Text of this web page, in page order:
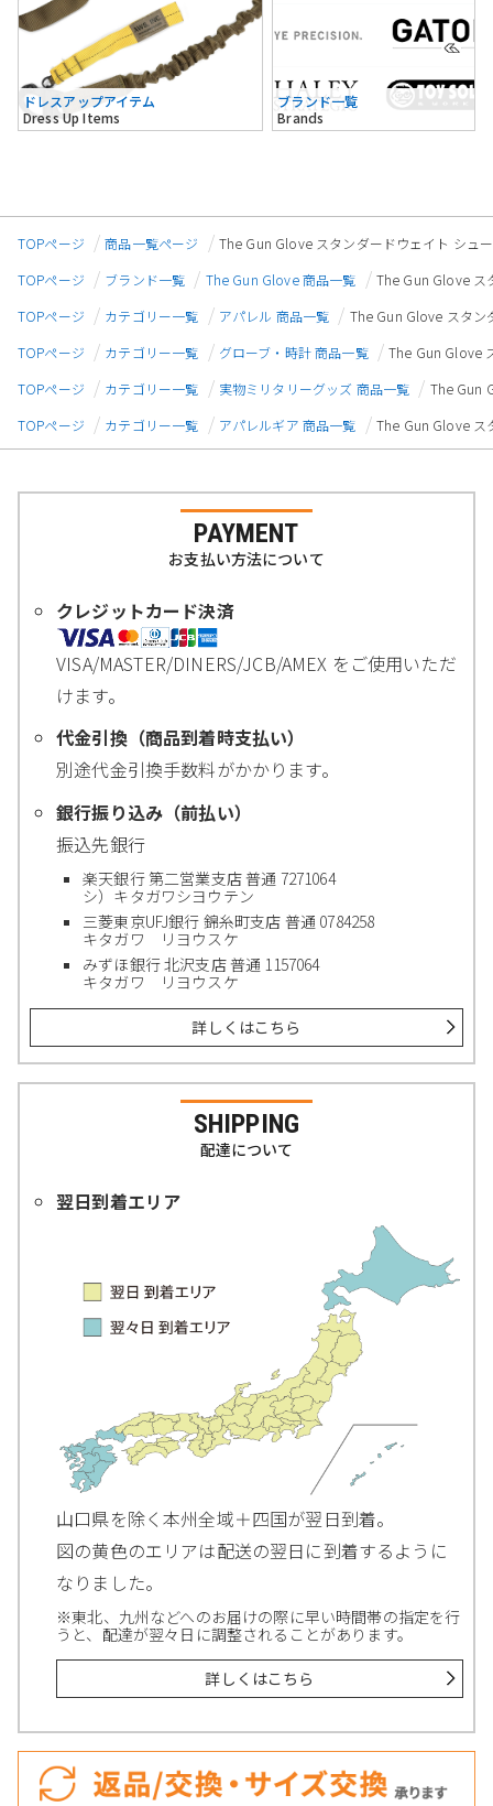
ドレスアップアイテム
Dress Up Items
ブランド一覧
Brands
TOPページ 商品一覧ページ
The Gun Glove スタンダードウェイト シュ
TOPページ
ブランド一覧 The Gun Glove 商品一覧
The Gun Glove ス
TOPページ
カテゴリー一覧 アパレル 商品一覧
The Gun Glove スタン
TOPページ
カテゴリー一覧 グローブ・時計 商品一覧
The Gun Glove
TOPページ
カテゴリー一覧 実物ミリタリーグッズ 商品一覧
The Gun
TOPページ
カテゴリー一覧 アパレルギア 商品一覧 The Gun Glove ス
PAYMENT
お支払い方法について
クレジットカード決済
VISA/MASTER/DINERS/JCB/AMEX をご使用いただ
けます。
代金引換（商品到着時支払い）
別途代金引換手数料がかかります。
銀行振り込み（前払い）
振込先銀行
楽天銀行 第二営業支店 普通 7271064
シ）キタガワシヨウテン
三菱東京UFJ銀行 錦糸町支店 普通 0784258
キタガワ リヨウスケ
みずほ銀行 北沢支店 普通 1157064
キタガワ リヨウスケ
詳しくはこちら
SHIPPING
配達について
翌日到着エリア
山口県を除く本州全域＋四国が翌日到着。
図の黄色のエリアは配送の翌日に到着するように
なりました。
※東北、九州などへのお届けの際に早い時間帯の指定を行
うと、配達が翌々日に調整されることがあります。
詳しくはこちら